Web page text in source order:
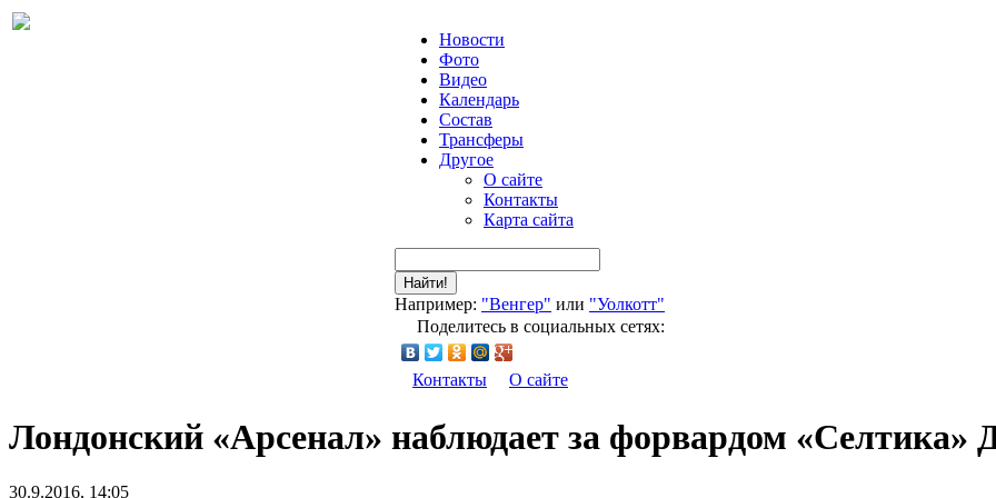
Новости
Фото
Видео
Календарь
Состав
Трансферы
Другое
О сайте
Контакты
Карта сайта
Найти!
Например: "Венгер" или "Уолкотт"
Поделитесь в социальных сетях:
Контакты О сайте
Лондонский «Арсенал» наблюдает за форвардом «Селтика»
30.9.2016, 14:05